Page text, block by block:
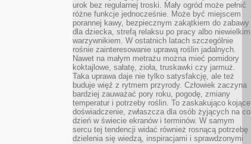
urok bez regularnej troski. Mały ogród może pełnić
różne funkcje jednocześnie. Może być miejscem
porannej kawy, bezpiecznym zakątkiem do zabawy
dla dziecka, strefą relaksu po pracy albo niewielkim
warzywnikiem. W ostatnich latach szczególnie
rośnie zainteresowanie uprawą roślin jadalnych.
Nawet na małym metrażu można mieć pomidory
koktajlowe, sałatę, zioła, truskawki czy jarmuż.
Taka uprawa daje nie tylko satysfakcję, ale też
buduje więź z rytmem przyrody. Człowiek zaczyna
bardziej zauważać pory roku, pogodę, zmiany
temperatur i potrzeby roślin. To zaskakująco kojące
doświadczenie, zwłaszcza dla osób żyjących na co
dzień w świecie ekranów i terminów. W samym
sercu tej tendencji widać również rosnącą potrzebę
dzielenia się wiedzą, inspiracjami i sprawdzonymi